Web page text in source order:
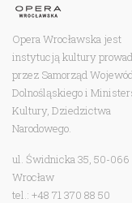
Opera Wrocławska jest
instytucją kultury
przez Samorząd
Dolnośląskiego i
Kultury, Dziedzictwa
Narodowego.
ul. Świdnicka 35, 50-066
Wrocław
tel.: +48 71 370 88 50